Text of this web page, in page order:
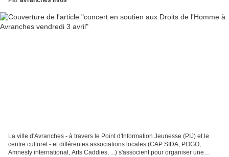
La ville d'Avranches - à travers le Point d'Information Jeunesse (PIJ) et le
centre culturel - et différentes associations locales (CAP SIDA, POGO,
Amnesty international, Arts Caddies, ...) s'associent pour organiser une